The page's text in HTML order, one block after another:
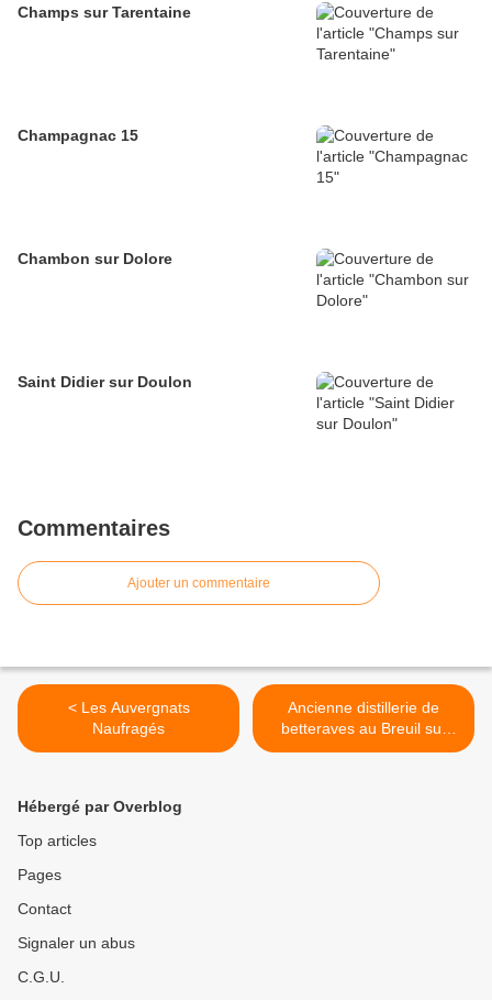
Champs sur Tarentaine
Champagnac 15
Chambon sur Dolore
Saint Didier sur Doulon
Commentaires
Ajouter un commentaire
< Les Auvergnats
Naufragés
Ancienne distillerie de
betteraves au Breuil sur
Couze >
Hébergé par Overblog
Top articles
Pages
Contact
Signaler un abus
C.G.U.